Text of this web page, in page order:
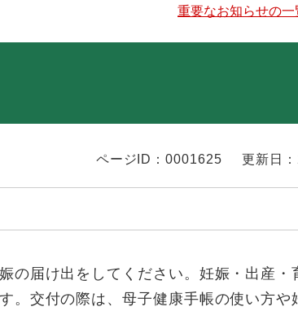
重要なお知らせの一
ページID：0001625 更新日
の届け出をしてください。妊娠・出産
。交付の際は、母子健康手帳の使い方